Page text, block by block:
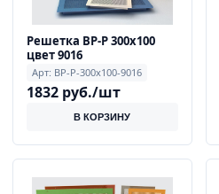
Решетка ВР-Р 300х100
цвет 9016
Арт: ВР-Р-300x100-9016
1832 руб./шт
В КОРЗИНУ